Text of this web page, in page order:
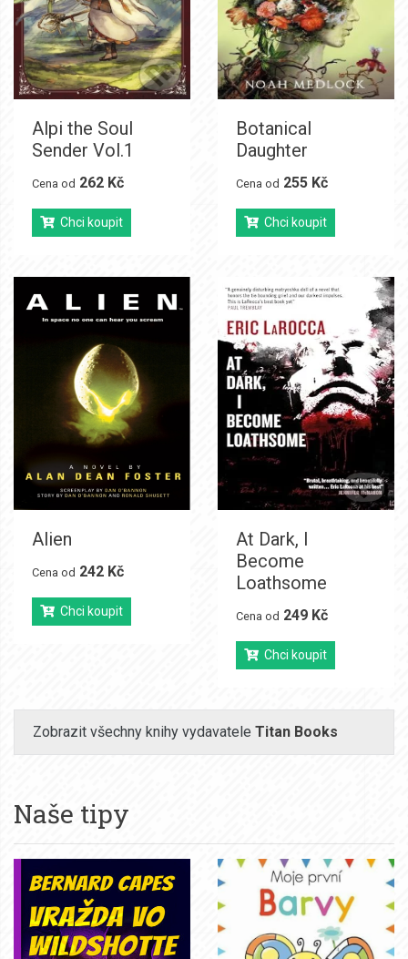
Alpi the Soul
Sender Vol.1
Cena od 262 Kč
Chci koupit
Botanical
Daughter
Cena od 255 Kč
Chci koupit
Alien
Cena od 242 Kč
Chci koupit
At Dark, I
Become
Loathsome
Cena od 249 Kč
Chci koupit
Zobrazit všechny knihy vydavatele Titan Books
Naše tipy